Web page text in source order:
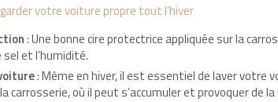
votre voiture propre tout l’hiver
: Une bonne cire protectrice appliquée sur la
et l’humidité.
: Même en hiver, il est essentiel de laver votre
carrosserie, où il peut s’accumuler et provoquer de la